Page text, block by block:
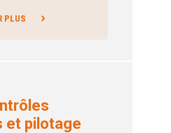
PLUS
et pilotage